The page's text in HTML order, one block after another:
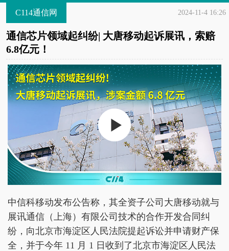
C114通信网 2024-11-4 16:26
通信芯片领域起纠纷| 大唐移动起诉展讯，索赔
6.8亿元！
中信科移动发布公告称，其全资子公司大唐移动就与
展讯通信（上海）有限公司技术的合作开发合同纠
纷，向北京市海淀区人民法院提起诉讼并申请财产保
全，并于今年 11 月 1 日收到了北京市海淀区人民法